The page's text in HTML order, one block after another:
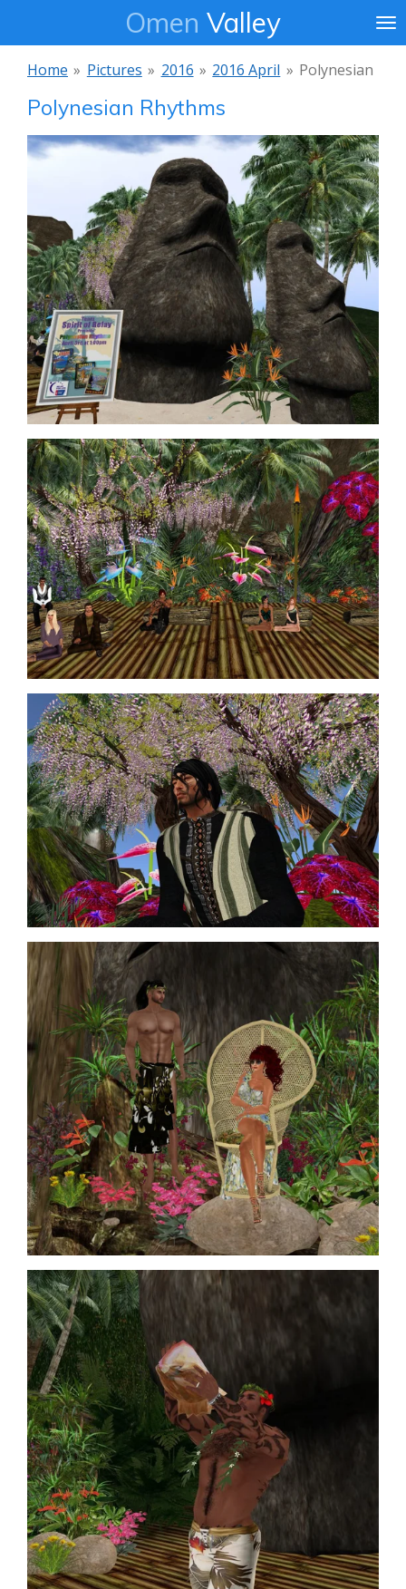
naar
hoofdinhoud
Omen Valley
Home » Pictures » 2016 » 2016 April » Polynesian
Polynesian Rhythms